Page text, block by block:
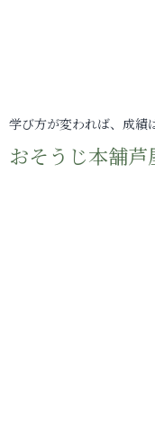
学び方が変われば、成績
おそうじ本舗芦